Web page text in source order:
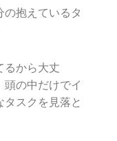
の抱えているタ
るから大丈
の中だけでイ
タスクを見落と